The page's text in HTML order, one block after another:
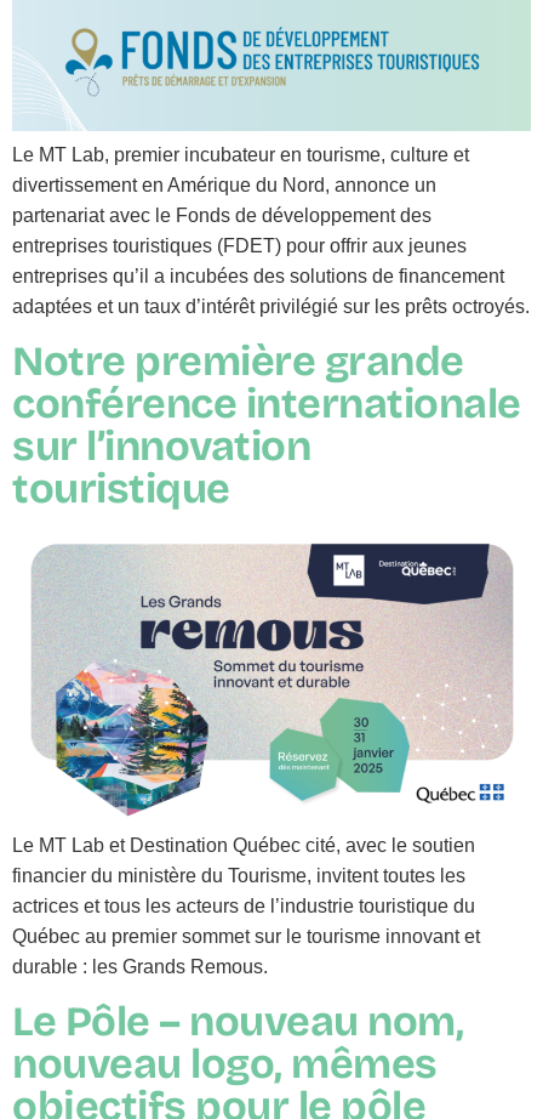
Le MT Lab, premier incubateur en tourisme, culture et
divertissement en Amérique du Nord, annonce un
partenariat avec le Fonds de développement des
entreprises touristiques (FDET) pour offrir aux jeunes
entreprises qu’il a incubées des solutions de financement
adaptées et un taux d’intérêt privilégié sur les prêts octroyés.
Notre première grande
conférence internationale
sur l’innovation
touristique
Le MT Lab et Destination Québec cité, avec le soutien
financier du ministère du Tourisme, invitent toutes les
actrices et tous les acteurs de l’industrie touristique du
Québec au premier sommet sur le tourisme innovant et
durable : les Grands Remous.
Le Pôle – nouveau nom,
nouveau logo, mêmes
objectifs pour le pôle